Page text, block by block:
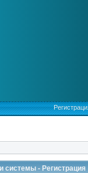
системы - Регистрация